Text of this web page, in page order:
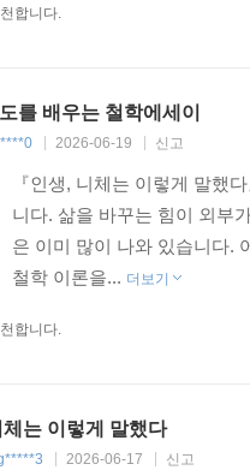
합니다.
를 배우는 철학에세이
2026-06-19 신고
『인생, 니체는 이렇게 말했
니다. 삶을 바꾸는 힘이 외부
은 이미 많이 나와 있습니다.
철학 이론을... 더보기
합니다.
체는 이렇게 말했다
2026-06-17 신고